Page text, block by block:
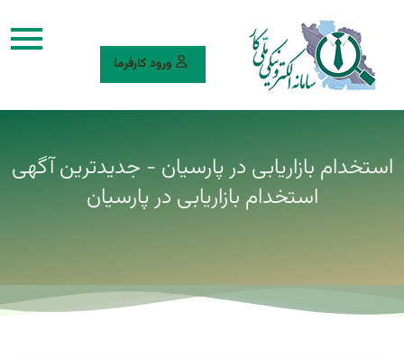
ورود کارفرما
استخدام بازاریابی در پارسیان - جدیدترین آگهی
استخدام بازاریابی در پارسیان